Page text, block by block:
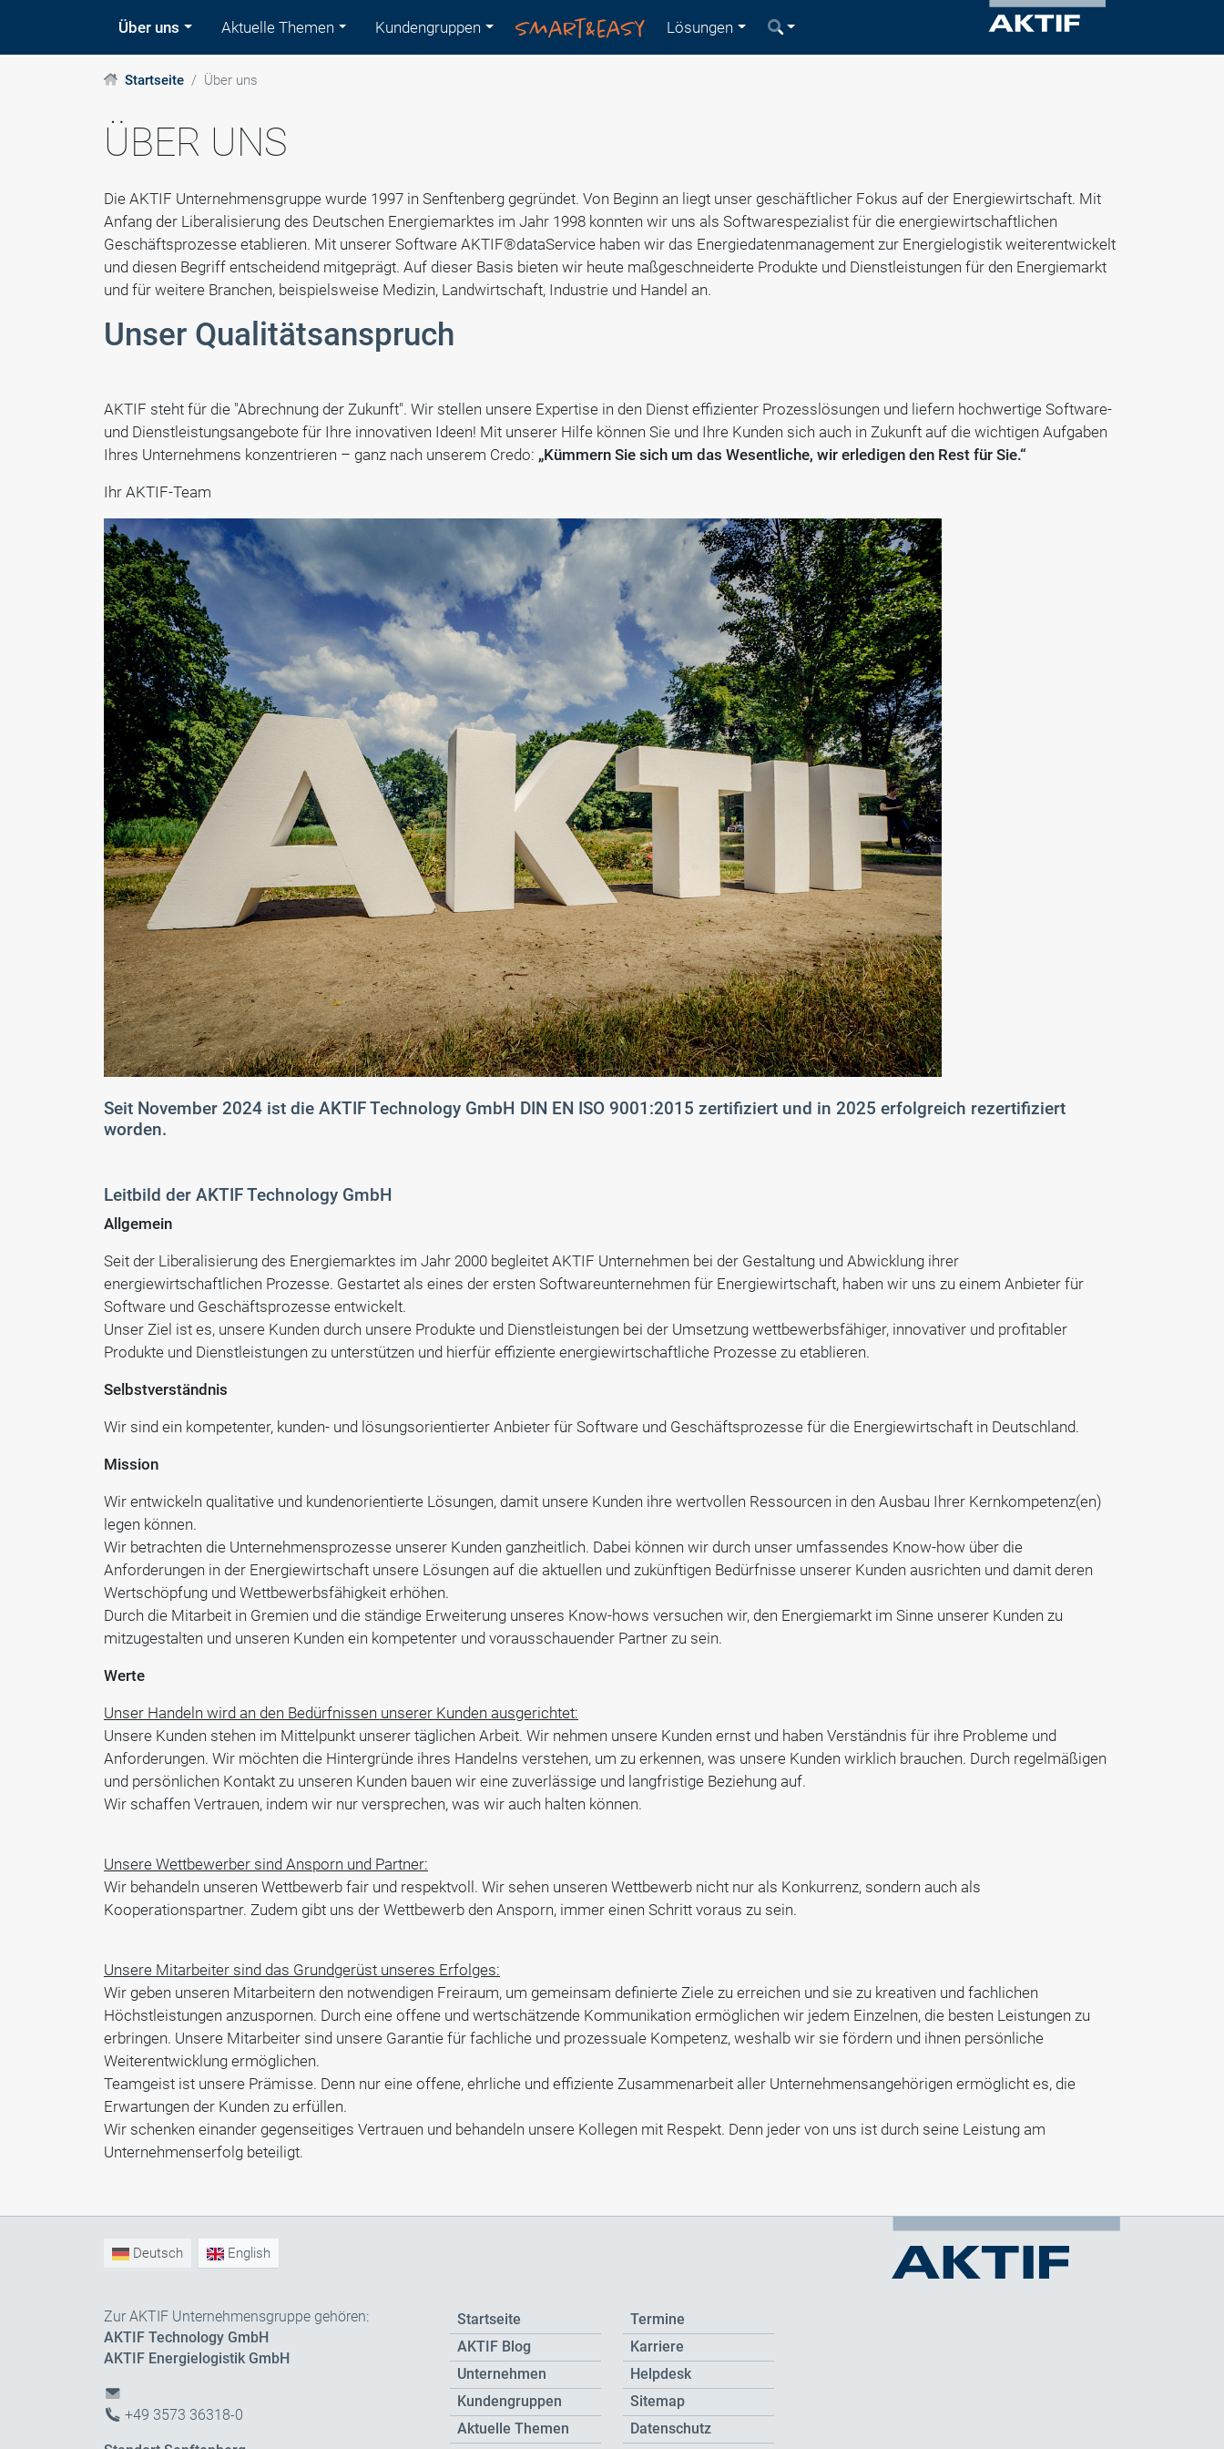
Über uns Aktuelle Themen Kundengruppen Lösungen
Startseite Über uns
ÜBER UNS
Die AKTIF Unternehmensgruppe wurde 1997 in Senftenberg gegründet. Von Beginn an liegt unser geschäftlicher Fokus auf der Energiewirtschaft. Mit
Anfang der Liberalisierung des Deutschen Energiemarktes im Jahr 1998 konnten wir uns als Softwarespezialist für die energiewirtschaftlichen
Geschäftsprozesse etablieren. Mit unserer Software AKTIF®dataService haben wir das Energiedatenmanagement zur Energielogistik weiterentwickelt
und diesen Begriff entscheidend mitgeprägt. Auf dieser Basis bieten wir heute maßgeschneiderte Produkte und Dienstleistungen für den Energiemarkt
und für weitere Branchen, beispielsweise Medizin, Landwirtschaft, Industrie und Handel an.
Unser Qualitätsanspruch
AKTIF steht für die "Abrechnung der Zukunft". Wir stellen unsere Expertise in den Dienst effizienter Prozesslösungen und liefern hochwertige Software-
und Dienstleistungsangebote für Ihre innovativen Ideen! Mit unserer Hilfe können Sie und Ihre Kunden sich auch in Zukunft auf die wichtigen Aufgaben
Ihres Unternehmens konzentrieren – ganz nach unserem Credo: „Kümmern Sie sich um das Wesentliche, wir erledigen den Rest für Sie.“
Ihr AKTIF-Team
Seit November 2024 ist die AKTIF Technology GmbH DIN EN ISO 9001:2015 zertifiziert und in 2025 erfolgreich rezertifiziert
worden.
Leitbild der AKTIF Technology GmbH
Allgemein
Seit der Liberalisierung des Energiemarktes im Jahr 2000 begleitet AKTIF Unternehmen bei der Gestaltung und Abwicklung ihrer
energiewirtschaftlichen Prozesse. Gestartet als eines der ersten Softwareunternehmen für Energiewirtschaft, haben wir uns zu einem Anbieter für
Software und Geschäftsprozesse entwickelt.
Unser Ziel ist es, unsere Kunden durch unsere Produkte und Dienstleistungen bei der Umsetzung wettbewerbsfähiger, innovativer und profitabler
Produkte und Dienstleistungen zu unterstützen und hierfür effiziente energiewirtschaftliche Prozesse zu etablieren.
Selbstverständnis
Wir sind ein kompetenter, kunden- und lösungsorientierter Anbieter für Software und Geschäftsprozesse für die Energiewirtschaft in Deutschland.
Mission
Wir entwickeln qualitative und kundenorientierte Lösungen, damit unsere Kunden ihre wertvollen Ressourcen in den Ausbau Ihrer Kernkompetenz(en)
legen können.
Wir betrachten die Unternehmensprozesse unserer Kunden ganzheitlich. Dabei können wir durch unser umfassendes Know-how über die
Anforderungen in der Energiewirtschaft unsere Lösungen auf die aktuellen und zukünftigen Bedürfnisse unserer Kunden ausrichten und damit deren
Wertschöpfung und Wettbewerbsfähigkeit erhöhen.
Durch die Mitarbeit in Gremien und die ständige Erweiterung unseres Know-hows versuchen wir, den Energiemarkt im Sinne unserer Kunden zu
mitzugestalten und unseren Kunden ein kompetenter und vorausschauender Partner zu sein.
Werte
Unser Handeln wird an den Bedürfnissen unserer Kunden ausgerichtet:
Unsere Kunden stehen im Mittelpunkt unserer täglichen Arbeit. Wir nehmen unsere Kunden ernst und haben Verständnis für ihre Probleme und
Anforderungen. Wir möchten die Hintergründe ihres Handelns verstehen, um zu erkennen, was unsere Kunden wirklich brauchen. Durch regelmäßigen
und persönlichen Kontakt zu unseren Kunden bauen wir eine zuverlässige und langfristige Beziehung auf.
Wir schaffen Vertrauen, indem wir nur versprechen, was wir auch halten können.
Unsere Wettbewerber sind Ansporn und Partner:
Wir behandeln unseren Wettbewerb fair und respektvoll. Wir sehen unseren Wettbewerb nicht nur als Konkurrenz, sondern auch als
Kooperationspartner. Zudem gibt uns der Wettbewerb den Ansporn, immer einen Schritt voraus zu sein.
Unsere Mitarbeiter sind das Grundgerüst unseres Erfolges:
Wir geben unseren Mitarbeitern den notwendigen Freiraum, um gemeinsam definierte Ziele zu erreichen und sie zu kreativen und fachlichen
Höchstleistungen anzuspornen. Durch eine offene und wertschätzende Kommunikation ermöglichen wir jedem Einzelnen, die besten Leistungen zu
erbringen. Unsere Mitarbeiter sind unsere Garantie für fachliche und prozessuale Kompetenz, weshalb wir sie fördern und ihnen persönliche
Weiterentwicklung ermöglichen.
Teamgeist ist unsere Prämisse. Denn nur eine offene, ehrliche und effiziente Zusammenarbeit aller Unternehmensangehörigen ermöglicht es, die
Erwartungen der Kunden zu erfüllen.
Wir schenken einander gegenseitiges Vertrauen und behandeln unsere Kollegen mit Respekt. Denn jeder von uns ist durch seine Leistung am
Unternehmenserfolg beteiligt.
Deutsch English
Zur AKTIF Unternehmensgruppe gehören:
AKTIF Technology GmbH
AKTIF Energielogistik GmbH
+49 3573 36318-0
Startseite
AKTIF Blog
Unternehmen
Kundengruppen
Aktuelle Themen
Termine
Karriere
Helpdesk
Sitemap
Datenschutz